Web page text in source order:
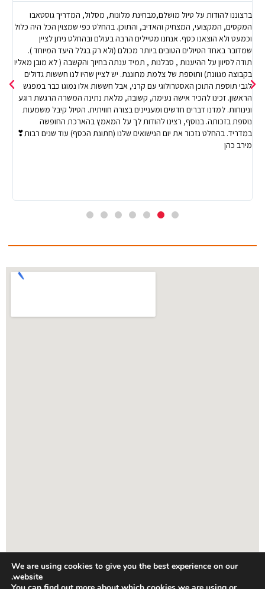
ברצוננו להודות על טיול מושלם,מבחינת מלונות, מסלול, המדריך גוסטאבו
המקסים, המקצועי, המצחיק והאדיב, והתוכן. בהחלט כפי שמצוין הכל היה כלול
וכמעט ולא הוצאנו כסף. אנחנו מטיילים הרבה בעולם ובהחלט ניתן לציין
שמדובר באחד הטיולים הטובים ביותר מכולם (ולא רק בגלל היעד המיוחד ).
תודה לסיוון על ההיענות , סבלנות , תמיד ענתה בחיוך והקשבה ( לא מובן מאליו
בקבוצה מגוונת) ותוספת של צלמת מחוננת. יש לציין שהיו לנו חששות גדולים
לגבי תוספת התוכן האסטרולוגי עם קרני, אבל חששות אלו נמוגו כבר במפגש
הראשון. זכינו להכיר אישה נעימה, קשובה, מלאת נתינה המשרה הרגשת רוגע
ונינוחות. למדנו דברים חדשים ומעניינים בצורה חוויתית. הטיול קיבל משמעות
נוספת בזכותה. בנוסף, רצינו להודות לך על המאמץ בהארכת החופשה
במדריד. בהחלט נזכור את יום הנישואים שלנו (חתונת הכסף) עוד שנים רבות❣
מירב כהן
We are using cookies to give you the best experience on our
website.